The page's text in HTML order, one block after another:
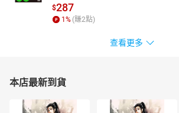
$287
1% (賺2點)
查看更多
本店最新到貨